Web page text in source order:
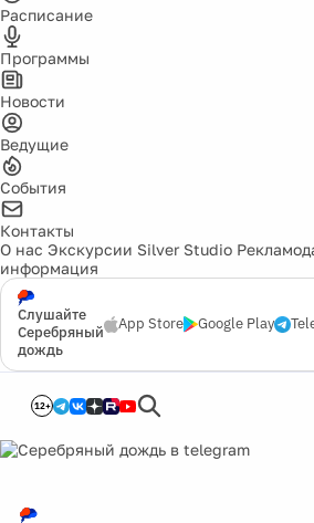
Расписание
Программы
Новости
Ведущие
События
Контакты
О нас Экскурсии Silver Studio
информация
Слушайте
Серебряный
дождь
App Store Google Play
12+